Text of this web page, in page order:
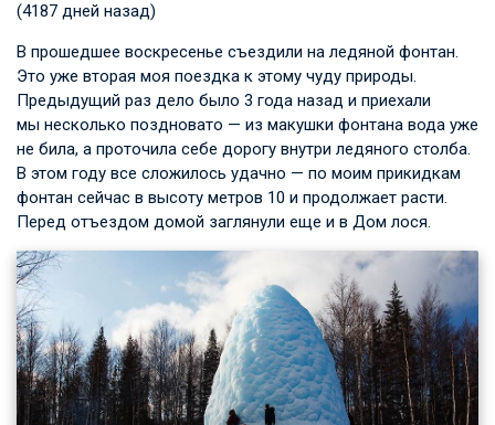
(4187 дней назад)
В прошедшее воскресенье съездили на ледяной фонтан.
Это уже вторая моя поездка к этому чуду природы.
Предыдущий раз дело было 3 года назад и приехали
мы несколько поздновато — из макушки фонтана вода уже
не била, а проточила себе дорогу внутри ледяного столба.
В этом году все сложилось удачно — по моим прикидкам
фонтан сейчас в высоту метров 10 и продолжает расти.
Перед отъездом домой заглянули еще и в Дом лося.